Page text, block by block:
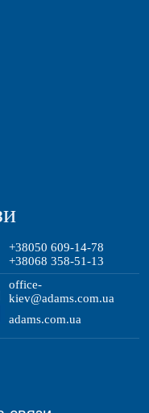
+38050 609-14-78
+38068 358-51-13
office-
kiev@adams.com.ua
adams.com.ua